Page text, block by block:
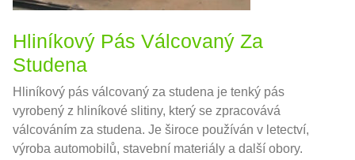
Hliníkový Pás Válcovaný Za
Studena
Hliníkový pás válcovaný za studena je tenký pás
vyrobený z hliníkové slitiny, který se zpracovává
válcováním za studena. Je široce používán v letectví,
výroba automobilů, stavební materiály a další obory.